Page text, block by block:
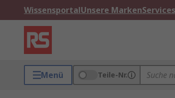
WissensportalUnsere MarkenServices
Menü Teile-Nr.